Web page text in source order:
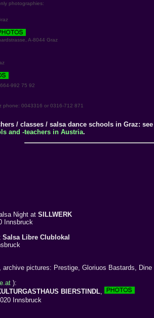
photographies:
A-8044 Graz
992 75 92
phone: 0043316 or 0316-712 871
/ classes / salsa dance schools in Graz:
and -teachers in Austria.
Night at SILLWERK
Innsbruck
Salsa Libre Clublokal
archive pictures: Prestige, Gloriuos Bastards,
):
BIERSTINDL
Innsbruck